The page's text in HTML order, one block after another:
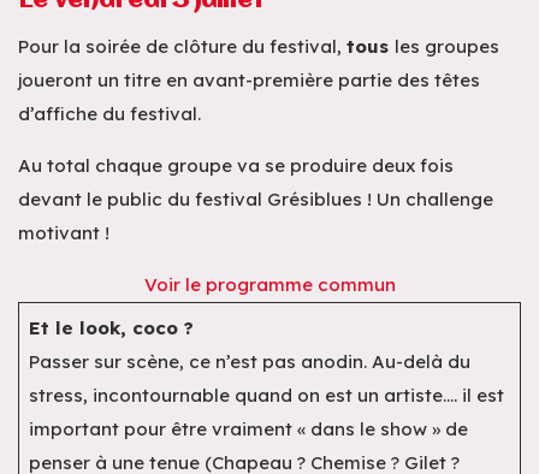
Pour la soirée de clôture du festival, tous les groupes
joueront un titre en avant-première partie des têtes
d’affiche du festival.
Au total chaque groupe va se produire deux fois
devant le public du festival Grésiblues ! Un challenge
motivant !
Voir le programme commun
Et le look, coco ?
Passer sur scène, ce n’est pas anodin. Au-delà du
stress, incontournable quand on est un artiste…. il est
important pour être vraiment « dans le show » de
penser à une tenue (Chapeau ? Chemise ? Gilet ?